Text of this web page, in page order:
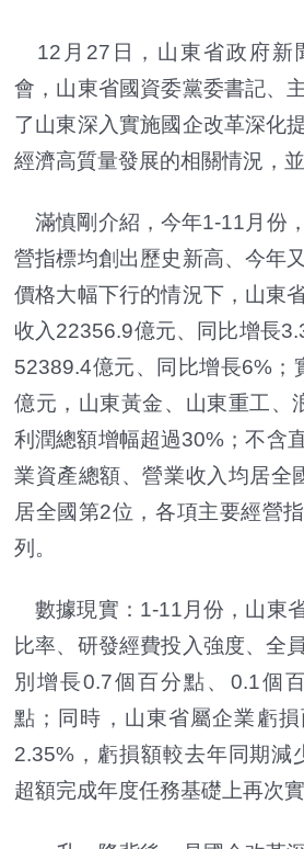
12月27日，山東省政府新
會，山東省國資委黨委書記、
了山東深入實施國企改革深化
經濟高質量發展的相關情況，
滿慎剛介紹，今年1-11月份
營指標均創出歷史新高、今年
價格大幅下行的情況下，山東
收入22356.9億元、同比增長
52389.4億元、同比增長6%；
億元，山東黃金、山東重工、
利潤總額增幅超過30%；不含
業資產總額、營業收入均居全
居全國第2位，各項主要經營
列。
數據現實：1-11月份，山東
比率、研發經費投入強度、全
別增長0.7個百分點、0.1個
點；同時，山東省屬企業虧
2.35%，虧損額較去年同期減
超額完成年度任務基礎上再次實